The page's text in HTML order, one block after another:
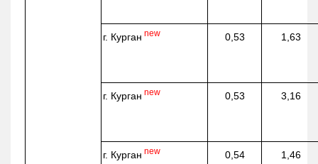
г. Курган new 0,53 1,63
г. Курган new 0,53 3,16
г. Курган new 0,54 1,46